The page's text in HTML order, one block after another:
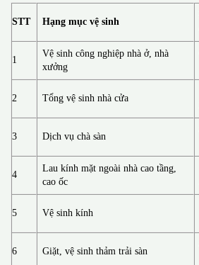
STT Hạng mục vệ sinh
1
Vệ sinh công nghiệp nhà ở, nhà
xưởng
2 Tổng vệ sinh nhà cửa
3 Dịch vụ chà sàn
4
Lau kính mặt ngoài nhà cao tầng,
cao ốc
5 Vệ sinh kính
6 Giặt, vệ sinh thảm trải sàn